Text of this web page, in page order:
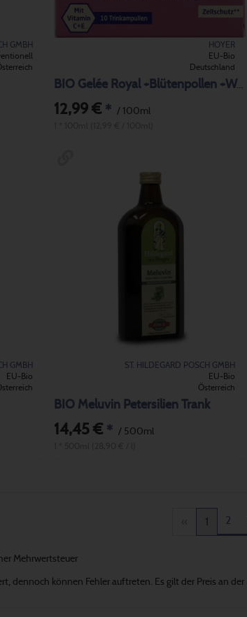
GMBH
HOYER
EU-Bio
Deutschland
BIO Gelée Royal +Blütenpollen +Weizenkeime
12,99 €* / 100ml
GMBH
EU-Bio
ST. HILDEGARD POSCH GMBH
EU-Bio
Österreich
BIO Meluvin Petersilien Trank
14,45 €* / 500ml
1 2
Mehrwertsteuer
dennoch können Fehler auftreten. Es gilt der Preis an der